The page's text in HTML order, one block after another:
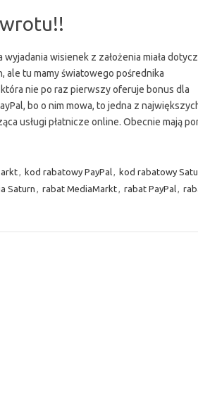
wyjadania wisienek z założenia miała
ale tu mamy światowego pośrednika
nie po raz pierwszy oferuje bonus dla
bo o nim mowa, to jedna z
usługi płatnicze online. Obecnie mają
, kod rabatowy PayPal, kod rabatowy
Saturn , rabat MediaMarkt, rabat PayPal,